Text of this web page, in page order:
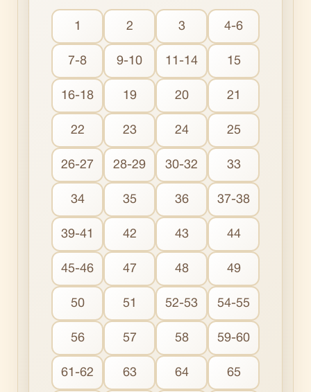
1 2 3 4-6
7-8 9-10 11-14 15
16-18 19 20 21
22 23 24 25
26-27 28-29 30-32 33
34 35 36 37-38
39-41 42 43 44
45-46 47 48 49
50 51 52-53 54-55
56 57 58 59-60
61-62 63 64 65